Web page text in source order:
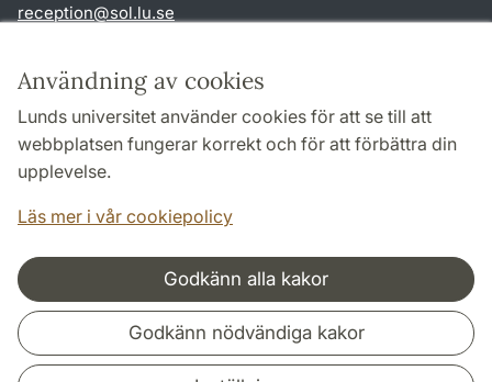
Användning av cookies
Lunds universitet använder cookies för att se till att
webbplatsen fungerar korrekt och för att förbättra din
upplevelse.
Läs mer i vår cookiepolicy
Godkänn alla kakor
Godkänn nödvändiga kakor
reception@sol.lu.se
Genvägar
Om webbplatsen och cookies
Behandling av personuppgifter
Tillgänglighetsredogörelse
Samarbeten och nätverk